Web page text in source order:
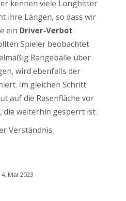
kennen viele Longhitter
ihre Längen, so dass wir
ein Driver-Verbot
Spieler beobachtet
Rangebälle über
wird ebenfalls der
Im gleichen Schritt
auf die Rasenfläche vor
die weiterhin gesperrt ist.
Verständnis.
4. Mai 2023